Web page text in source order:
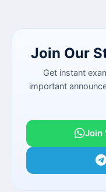
Join Our
Get instant
important
Join